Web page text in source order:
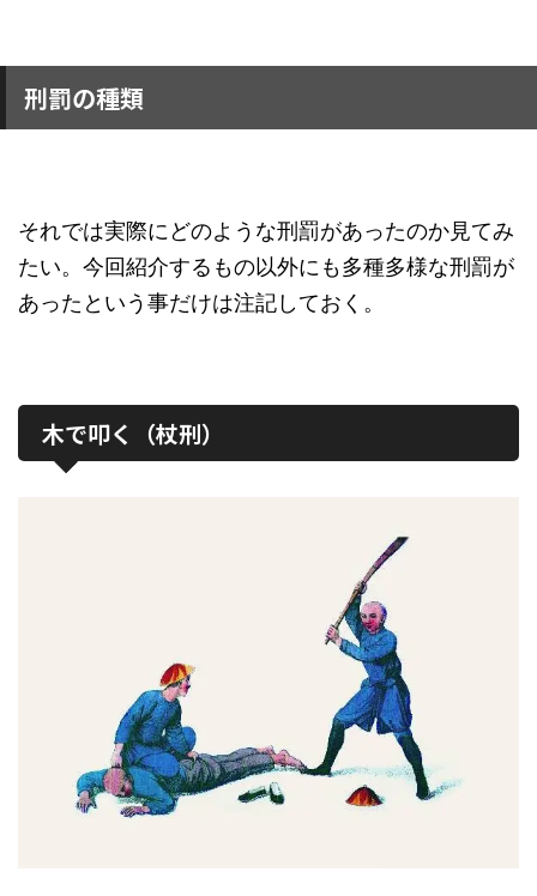
刑罰の種類
それでは実際にどのような刑罰があったのか見てみ
たい。今回紹介するもの以外にも多種多様な刑罰が
あったという事だけは注記しておく。
木で叩く（杖刑）